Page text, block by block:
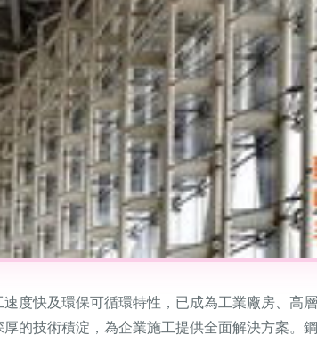
度快及環保可循環特性，已成為工業廠房、高
的技術積淀，為企業施工提供全面解決方案。